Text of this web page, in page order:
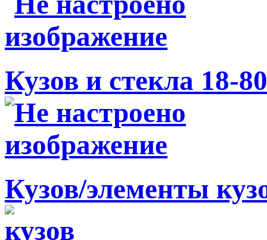
Кузов и стекла 18-80
Кузов/элементы